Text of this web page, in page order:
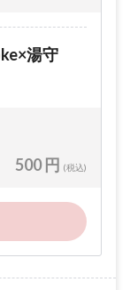
湯守
500 円 (税込)